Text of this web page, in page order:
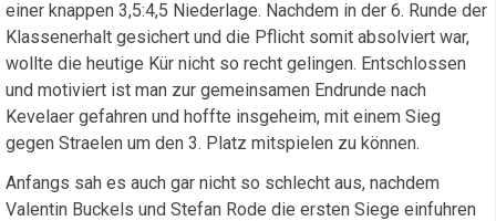
einer knappen 3,5:4,5 Niederlage. Nachdem in der 6. Runde der
Klassenerhalt gesichert und die Pflicht somit absolviert war,
wollte die heutige Kür nicht so recht gelingen. Entschlossen
und motiviert ist man zur gemeinsamen Endrunde nach
Kevelaer gefahren und hoffte insgeheim, mit einem Sieg
gegen Straelen um den 3. Platz mitspielen zu können.
Anfangs sah es auch gar nicht so schlecht aus, nachdem
Valentin Buckels und Stefan Rode die ersten Siege einfuhren